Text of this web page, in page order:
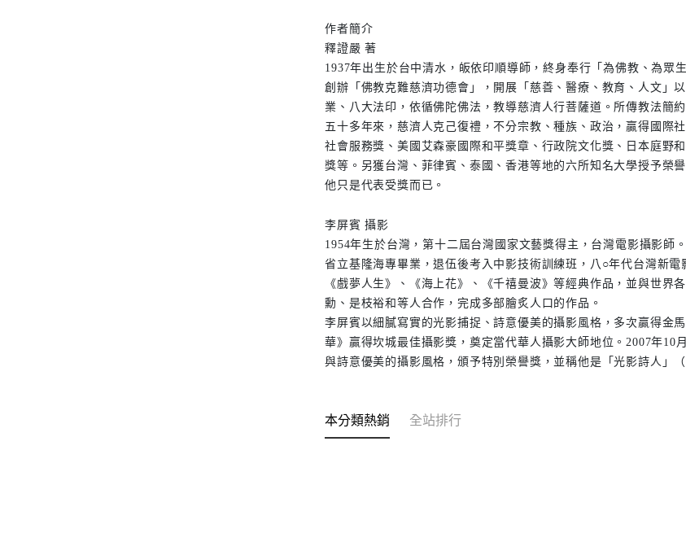
作者簡介
釋證嚴 著
1937年出生於台中清水，皈依印順導師，終身奉行「為佛教、為眾
創辦「佛教克難慈濟功德會」，開展「慈善、醫療、教育、人文」
業、八大法印，依循佛陀佛法，教導慈濟人行菩薩道。所傳教法簡
五十多年來，慈濟人克己復禮，不分宗教、種族、政治，贏得國際
社會服務獎、美國艾森豪國際和平獎章、行政院文化獎、日本庭野
獎等。另獲台灣、菲律賓、泰國、香港等地的六所知名大學授予榮
他只是代表受獎而已。
李屏賓 攝影
1954年生於台灣，第十二屆台灣國家文藝獎得主，台灣電影攝影師。
省立基隆海專畢業，退伍後考入中影技術訓練班，八○年代台灣新
《戲夢人生》、《海上花》、《千禧曼波》等經典作品，並與世界
勳、是枝裕和等人合作，完成多部膾炙人口的作品。
李屏賓以細膩寫實的光影捕捉、詩意優美的攝影風格，多次贏得金
華》贏得坎城最佳攝影獎，奠定當代華人攝影大師地位。2007年10
與詩意優美的攝影風格，頒予特別榮譽獎，並稱他是「光影詩人」
本分類熱銷 全站排行